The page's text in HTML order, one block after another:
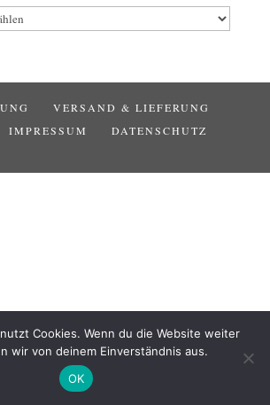
VERSAND & LIEFERUNG
IMPRESSUM DATENSCHUTZ
Cookies. Wenn du die Website weiter
wir von deinem Einverständnis aus.
OK